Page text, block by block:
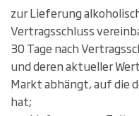
zur Lieferung
Vertragsschluss
30 Tage nach
und deren aktueller
Markt abhängt, auf die
hat;